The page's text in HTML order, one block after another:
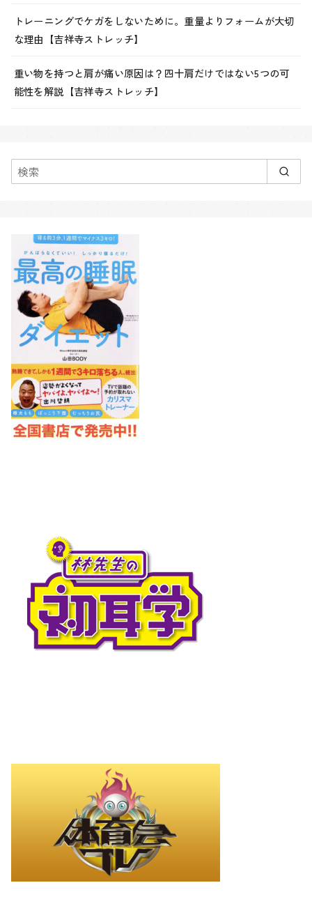
トレーニングでケガをしないために。重量よりフォームが大切
な理由【吉祥寺ストレッチ】
重い物を持つと肩が痛い原因は？四十肩だけではない5つの可
能性を解説【吉祥寺ストレッチ】